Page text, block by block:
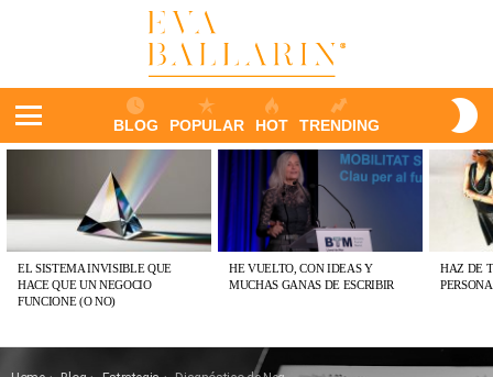
BLOG POPULAR HOT TRENDING
PUBLICACIONES
EL SISTEMA INVISIBLE QUE
HACE QUE UN NEGOCIO
FUNCIONE (O NO)
HE VUELTO, CON IDEAS Y
MUCHAS GANAS DE ESCRIBIR
HAZ DE